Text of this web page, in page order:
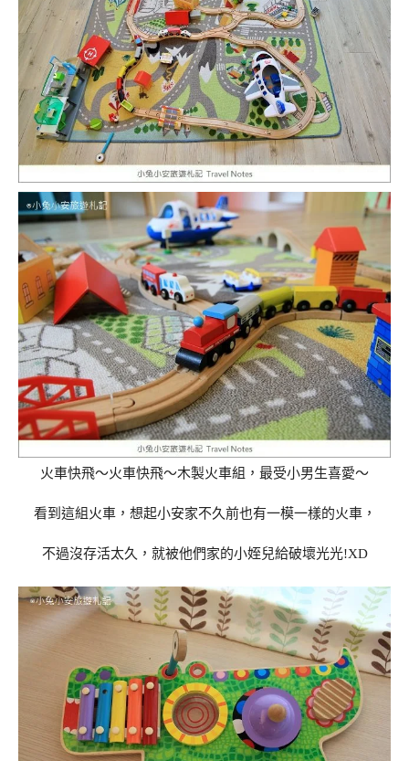
火車快飛～火車快飛～木製火車組，最受小男生喜愛～
看到這組火車，想起小安家不久前也有一模一樣的火車，
不過沒存活太久，就被他們家的小姪兒給破壞光光!XD